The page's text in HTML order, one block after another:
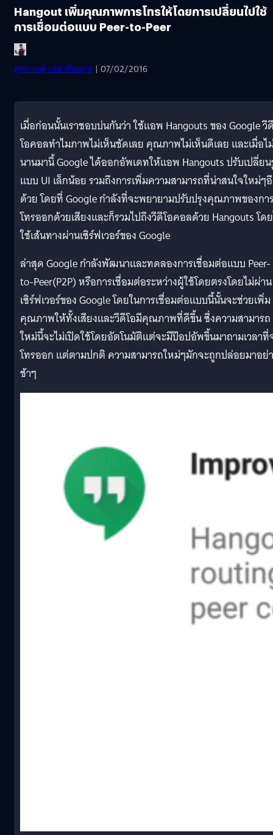
Hangout เพิ่มคุณภาพการโทรให้โดยการเปลี่ยนไปใช้
การเชื่อมต่อแบบ Peer-to-Peer
ศุภกานต์ เหล่ารัตนกุล | 07/02/2016
เมื่อก่อนนั้นเราชอบบ่นกันว่า ใช้แอพ Hangouts ของ Google วี
โอคอลทำไมภาพไม่เห็นชัดเลย คุณภาพไม่เห็นดีเลย และเมื่อไ
นานมานี้ Google ได้ออกอัพเดทให้แอพ Hangouts ปรับเปลี่ย
แบบ UI เล็กน้อย รวมถึงการเพิ่มความสามารถที่น่าสนใจใหม่ๆ
ด้วย โดยที่ Google กำลังที่จะพยายามปรับปรุงคุณภาพของกา
โทรออกด้วยเสียงและก็รวมไปถึงวีดีโอคอลด้วย Hangouts โด
ใช้เส้นทางผ่านเซิร์ฟเวอร์ของ Google
ล่าสุด Google กำลังพัฒนาและทดลองการเชื่อมต่อแบบ Peer-
to-Peer(P2P) หรือการเชื่อมต่อระหว่างผู้ใช้โดยตรงโดยไม่ผ่าน
เซิร์ฟเวอร์ของ Google โดยในการเชื่อมต่อแบบนี้นั้นจะช่วยเพิ่ม
คุณภาพให้ทั้งเสียงและวีดีโอมีคุณภาพที่ดีขึ้น ซึ่งความสามารถ
ใหม่นี้จะไม่เปิดใช้โดยอัตโนมัติแต่จะมีป๊อปอัพขึ้นมาถามเวลาที่
โทรออก แต่ตามปกติ ความสามารถใหม่ๆมักจะถูกปล่อยมาอย่
ช้าๆ